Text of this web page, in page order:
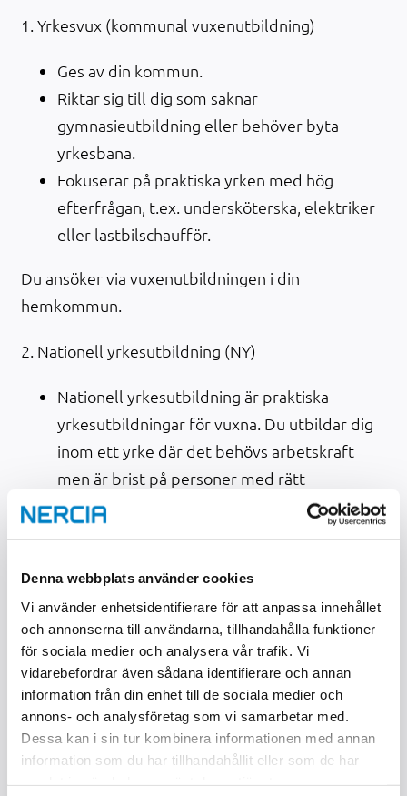
Denna webbplats använder cookies
Vi använder enhetsidentifierare för att anpassa innehållet
och annonserna till användarna, tillhandahålla funktioner
för sociala medier och analysera vår trafik. Vi
vidarebefordrar även sådana identifierare och annan
information från din enhet till de sociala medier och
annons- och analysföretag som vi samarbetar med.
Dessa kan i sin tur kombinera informationen med annan
information som du har tillhandahållit eller som de har
1. Yrkesvux (kommunal vuxenutbildning)
Ges av din kommun.
Riktar sig till dig som saknar
gymnasieutbildning eller behöver byta
yrkesbana.
Fokuserar på praktiska yrken med hög
efterfrågan, t.ex. undersköterska, elektriker
eller lastbilschaufför.
Du ansöker via vuxenutbildningen i din
hemkommun.
2. Nationell yrkesutbildning (NY)
Nationell yrkesutbildning är praktiska
yrkesutbildningar för vuxna. Du utbildar dig
inom ett yrke där det behövs arbetskraft
men är brist på personer med rätt
utbildning.
Ger ofta bättre tillgång till utbildningar som
Nationell yrkesutbildning är öppen för alla
vuxna som har förutsättningar att klara
utbildningen.
Det finns olika utbildningsanordnare (skolor) inom
nationell yrkesutbildning och alla dessa sköter
antagningen till dem själva.
3. Yrkeshögskola (YH)